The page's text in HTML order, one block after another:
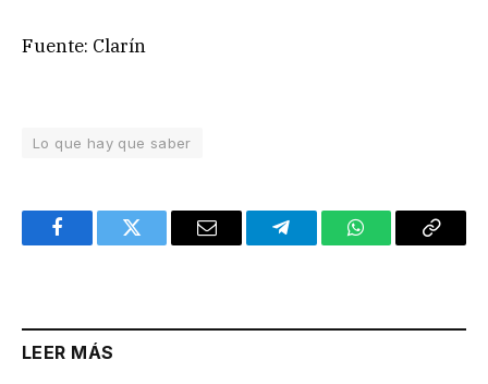
Fuente: Clarín
Lo que hay que saber
FacebookTwitter Email TelegramWhatsAppCopy
LEER MÁS